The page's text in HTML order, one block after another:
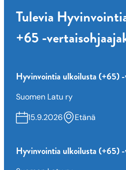
Tulevia
+65 -
Hyvinvointia ulkoilusta (+65)
Suomen Latu ry
15.9.2026
Etänä
Hyvinvointia ulkoilusta (+65)